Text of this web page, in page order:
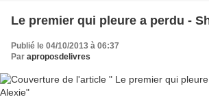
Le premier qui pleure a perdu -
Publié le 04/10/2013 à 06:37
Par aproposdelivres